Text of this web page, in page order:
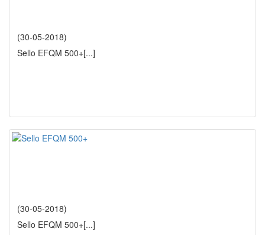
(30-05-2018)
Sello EFQM 500+[...]
(30-05-2018)
Sello EFQM 500+[...]